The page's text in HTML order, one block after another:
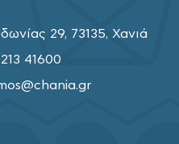
29, 73135, Χανιά
41600